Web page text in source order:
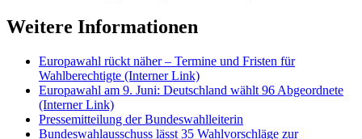
Weitere Informationen
Europawahl rückt näher – Termine und Fristen für
Wahlberechtigte (Interner Link)
Europawahl am 9. Juni: Deutschland wählt 96 Abgeordnete
(Interner Link)
Pressemitteilung der Bundeswahlleiterin
Bundeswahlausschuss lässt 35 Wahlvorschläge zur